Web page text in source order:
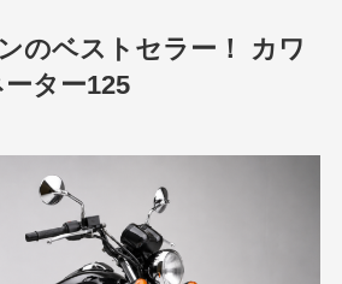
のベストセラー！ カワ
ター125